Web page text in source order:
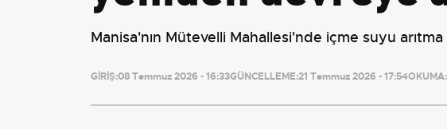
Manisa'nın Mütevelli Mahallesi'nde içme suyu
GİRİŞ:08 Temmuz 2026 - 16:33GÜNCELLEME:21 Temmuz 2026 - 17:54OKUMA: